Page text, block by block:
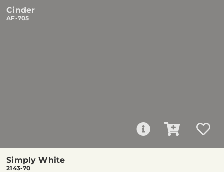
Cinder
AF-705
Simply White
2143-70